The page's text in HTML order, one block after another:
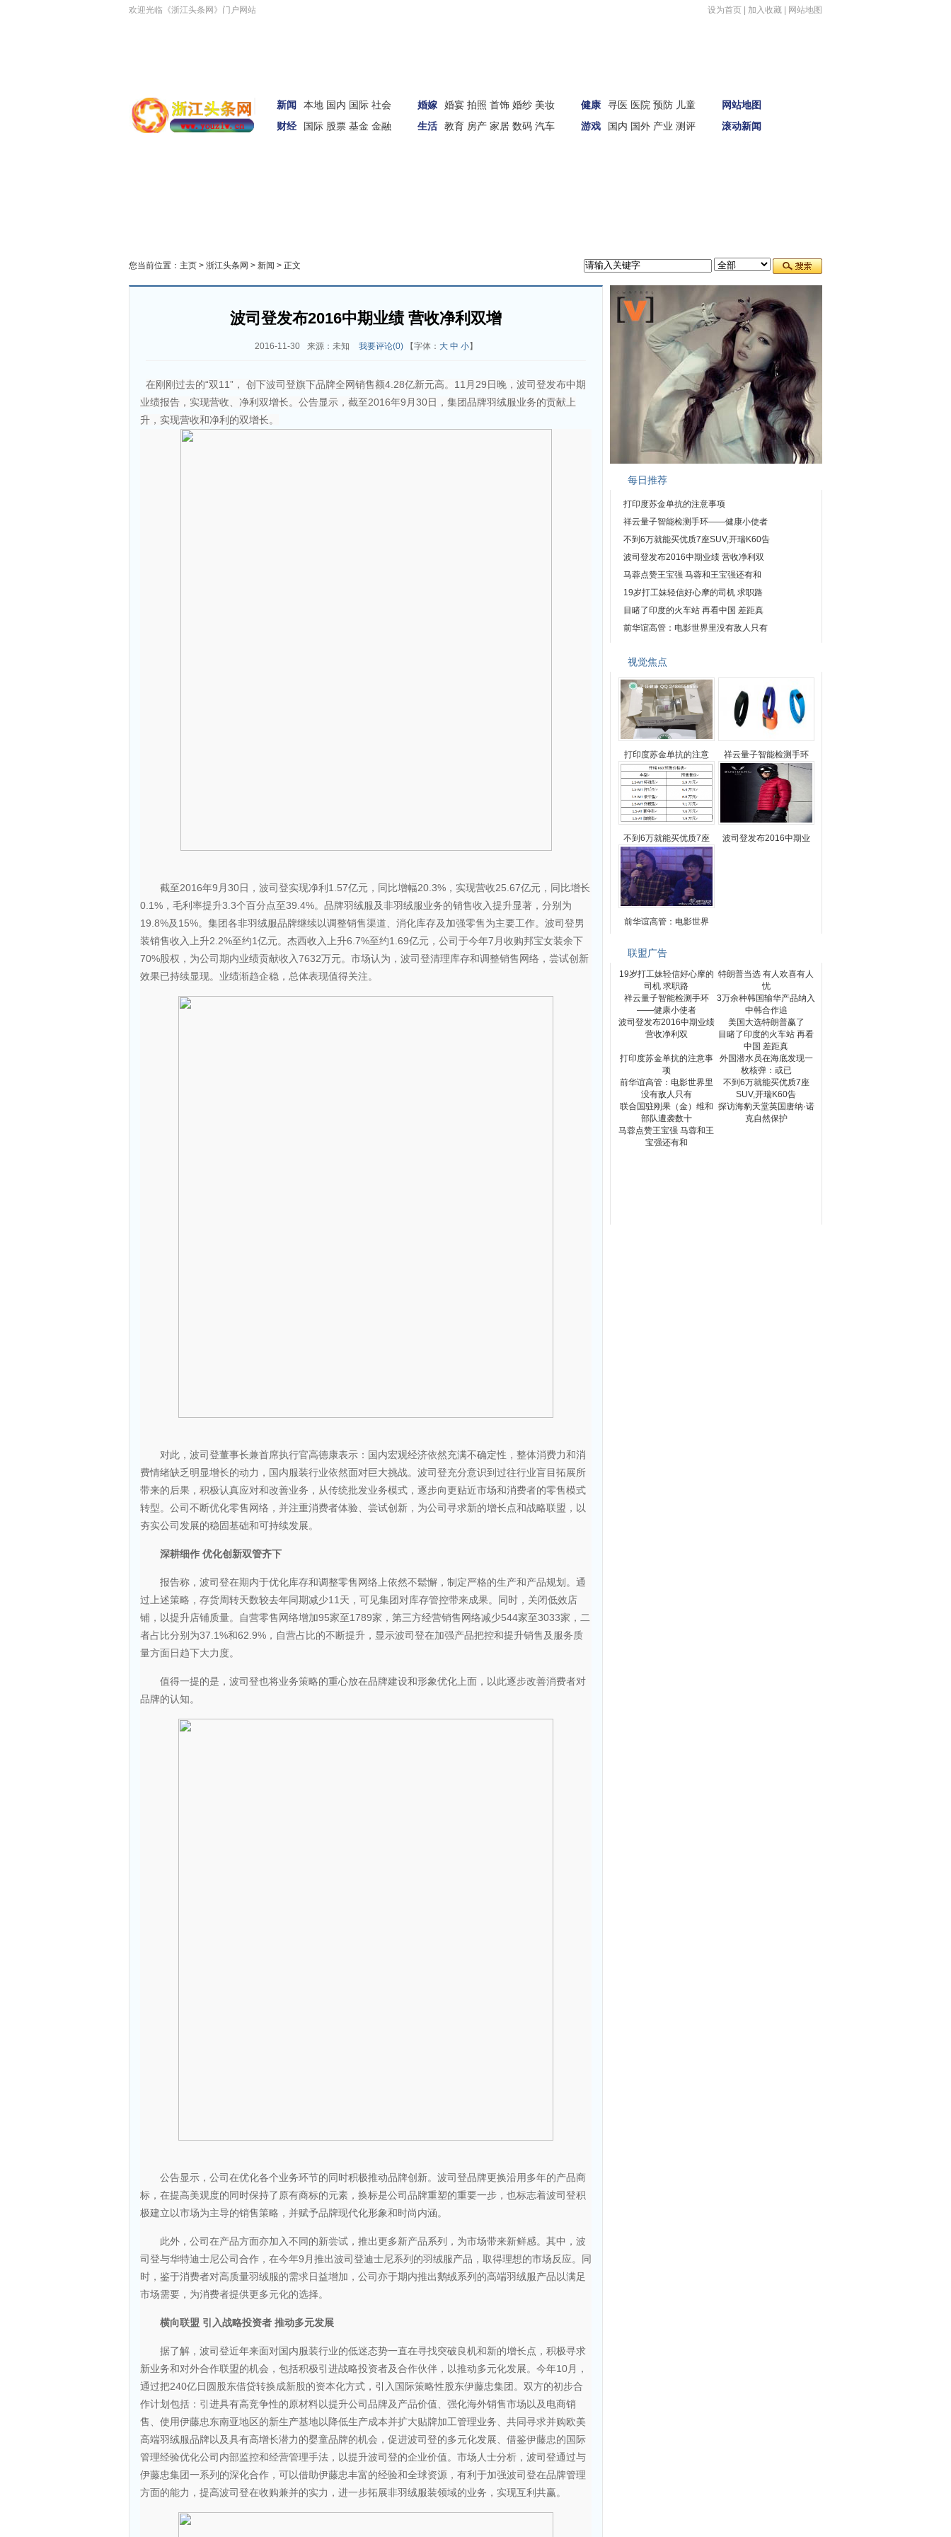
欢迎光临《浙江头条网》门户网站 设为首页 加入收藏 网站地图
新闻 本地 国内 国际 社会
财经
国际 股票 基金 金融
婚嫁 婚宴 拍照 首饰 婚纱 美妆
生活
教育 房产 家居 数码 汽车
健康 寻医 医院 预防 儿童
游戏
国内 国外 产业 测评
网站地图
滚动新闻
您当前位置： 主页 > 浙江头条网 > 新闻 > 正文
波司登发布2016中期业绩 营收净利双增
2016-11-30 来源：未知 我要评论(0)【字体： 大 中 小】
在刚刚过去的“双11”， 创下波司登旗下品牌全网销售额4.28亿新元高。11月29日晚，波司登发布中期
业绩报告，实现营收、净利双增长。公告显示，截至2016年9月30日，集团品牌羽绒服业务的贡献上
升，实现营收和净利的双增长。
截至2016年9月30日，波司登实现净利1.57亿元，同比增幅20.3%，实现营收25.67亿元，同比增长
0.1%，毛利率提升3.3个百分点至39.4%。品牌羽绒服及非羽绒服业务的销售收入提升显著，分别为
19.8%及15%。集团各非羽绒服品牌继续以调整销售渠道、消化库存及加强零售为主要工作。波司登男
装销售收入上升2.2%至约1亿元。杰西收入上升6.7%至约1.69亿元，公司于今年7月收购邦宝女装余下
70%股权，为公司期内业绩贡献收入7632万元。市场认为，波司登清理库存和调整销售网络，尝试创新
效果已持续显现。业绩渐趋企稳，总体表现值得关注。
对此，波司登董事长兼首席执行官高德康表示：国内宏观经济依然充满不确定性，整体消费力和消
费情绪缺乏明显增长的动力，国内服装行业依然面对巨大挑战。波司登充分意识到过往行业盲目拓展所
带来的后果，积极认真应对和改善业务，从传统批发业务模式，逐步向更贴近市场和消费者的零售模式
转型。公司不断优化零售网络，并注重消费者体验、尝试创新，为公司寻求新的增长点和战略联盟，以
夯实公司发展的稳固基础和可持续发展。
深耕细作 优化创新双管齐下
报告称，波司登在期内于优化库存和调整零售网络上依然不鬆懈，制定严格的生产和产品规划。通
过上述策略，存货周转天数较去年同期减少11天，可见集团对库存管控带来成果。同时，关闭低效店
铺，以提升店铺质量。自营零售网络增加95家至1789家，第三方经营销售网络减少544家至3033家，二
者占比分别为37.1%和62.9%，自营占比的不断提升，显示波司登在加强产品把控和提升销售及服务质
量方面日趋下大力度。
值得一提的是，波司登也将业务策略的重心放在品牌建设和形象优化上面，以此逐步改善消费者对
品牌的认知。
公告显示，公司在优化各个业务环节的同时积极推动品牌创新。波司登品牌更换沿用多年的产品商
标，在提高美观度的同时保持了原有商标的元素，换标是公司品牌重塑的重要一步，也标志着波司登积
极建立以市场为主导的销售策略，并赋予品牌现代化形象和时尚内涵。
此外，公司在产品方面亦加入不同的新尝试，推出更多新产品系列，为市场带来新鲜感。其中，波
司登与华特迪士尼公司合作，在今年9月推出波司登迪士尼系列的羽绒服产品，取得理想的市场反应。同
时，鉴于消费者对高质量羽绒服的需求日益增加，公司亦于期内推出鹅绒系列的高端羽绒服产品以满足
市场需要，为消费者提供更多元化的选择。
横向联盟 引入战略投资者 推动多元发展
据了解，波司登近年来面对国内服装行业的低迷态势一直在寻找突破良机和新的增长点，积极寻求
新业务和对外合作联盟的机会，包括积极引进战略投资者及合作伙伴，以推动多元化发展。今年10月，
通过把240亿日圆股东借贷转换成新股的资本化方式，引入国际策略性股东伊藤忠集团。双方的初步合
作计划包括：引进具有高竞争性的原材料以提升公司品牌及产品价值、强化海外销售市场以及电商销
售、使用伊藤忠东南亚地区的新生产基地以降低生产成本并扩大贴牌加工管理业务、共同寻求并购欧美
高端羽绒服品牌以及具有高增长潜力的婴童品牌的机会，促进波司登的多元化发展、借鉴伊藤忠的国际
管理经验优化公司内部监控和经营管理手法，以提升波司登的企业价值。市场人士分析，波司登通过与
伊藤忠集团一系列的深化合作，可以借助伊藤忠丰富的经验和全球资源，有利于加强波司登在品牌管理
方面的能力，提高波司登在收购兼并的实力，进一步拓展非羽绒服装领域的业务，实现互利共赢。
每日推荐
打印度苏金单抗的注意事项
祥云量子智能检测手环——健康小使者
不到6万就能买优质7座SUV,开瑞K60告
波司登发布2016中期业绩 营收净利双
马蓉点赞王宝强 马蓉和王宝强还有和
19岁打工妹轻信好心摩的司机 求职路
目睹了印度的火车站 再看中国 差距真
前华谊高管：电影世界里没有敌人只有
视觉焦点
打印度苏金单抗的注意 祥云量子智能检测手环
不到6万就能买优质7座 波司登发布2016中期业
前华谊高管：电影世界
联盟广告
19岁打工妹轻信好心摩的
司机 求职路
特朗普当选 有人欢喜有人
忧
祥云量子智能检测手环
——健康小使者
3万余种韩国输华产品纳入
中韩合作追
波司登发布2016中期业绩
营收净利双
美国大选特朗普赢了
目睹了印度的火车站 再看
中国 差距真
打印度苏金单抗的注意事
项
外国潜水员在海底发现一
枚核弹：或已
前华谊高管：电影世界里
没有敌人只有
不到6万就能买优质7座
SUV,开瑞K60告
联合国驻刚果（金）维和
部队遭袭数十
探访海豹天堂英国唐纳·诺
克自然保护
马蓉点赞王宝强 马蓉和王
宝强还有和